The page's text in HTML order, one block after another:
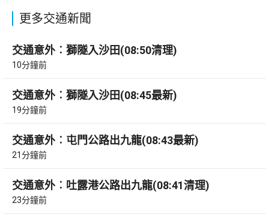
更多交通新聞
交通意外︰獅隧入沙田(08:50清理)
10分鐘前
交通意外︰獅隧入沙田(08:45最新)
19分鐘前
交通意外︰屯門公路出九龍(08:43最新)
21分鐘前
交通意外︰吐露港公路出九龍(08:41清理)
23分鐘前